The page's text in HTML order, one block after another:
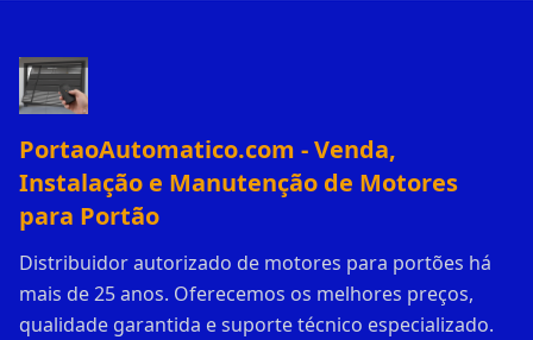
PortaoAutomatico.com - Venda,
Instalação e Manutenção de Motores
para Portão
Distribuidor autorizado de motores para portões há
mais de 25 anos. Oferecemos os melhores preços,
qualidade garantida e suporte técnico especializado.